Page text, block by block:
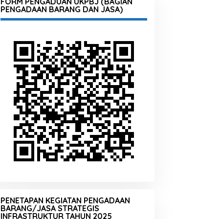
PENGADAAN BARANG DAN JASA)
PENETAPAN KEGIATAN PENGADAAN
BARANG/JASA STRATEGIS
INFRASTRUKTUR TAHUN 2025